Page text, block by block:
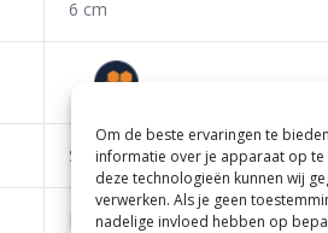
Om de beste ervaringen te
informatie over je apparaat op
deze technologieën kunnen wij
verwerken. Als je geen
nadelige invloed hebben op
6 cm
Symbool
Beton